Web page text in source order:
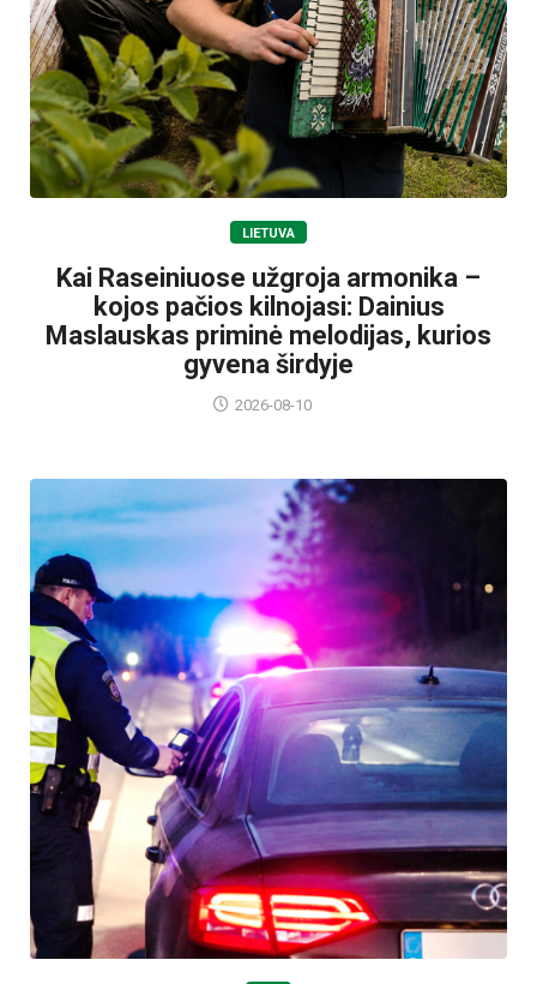
LIETUVA
Kai Raseiniuose užgroja armonika –
kojos pačios kilnojasi: Dainius
Maslauskas priminė melodijas, kurios
gyvena širdyje
2026-08-10